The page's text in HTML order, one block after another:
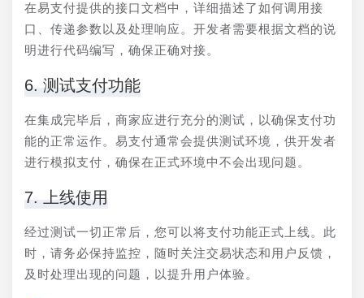
在易支付提供的接口文档中，详细描述了如何调用接
口、传递参数以及处理响应。开发者需要根据文档的说
明进行代码编写，确保正确对接。
6. 测试支付功能
在集成完毕后，商家应进行充分的测试，以确保支付功
能的正常运作。易支付通常会提供测试环境，供开发者
进行模拟支付，确保在正式环境中不会出现问题。
7. 上线使用
经过测试一切正常后，您可以将支付功能正式上线。此
时，请务必保持监控，随时关注交易状态和用户反馈，
及时处理出现的问题，以提升用户体验。